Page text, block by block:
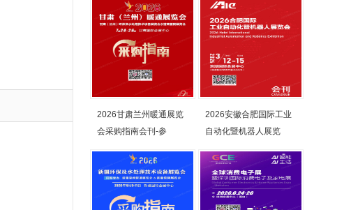
2026甘肃兰州暖通展览
会采购指南会刊-参
2026安徽合肥国际工业
自动化暨机器人展览